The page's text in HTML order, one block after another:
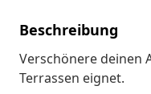
Beschreibung
Verschönere deinen
Terrassen eignet.